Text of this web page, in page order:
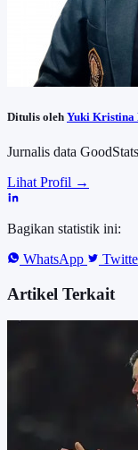
Ditulis oleh Yuki Kristina
Jurnalis data
Lihat Profil →
Bagikan statistik ini:
WhatsApp
Artikel Terkait